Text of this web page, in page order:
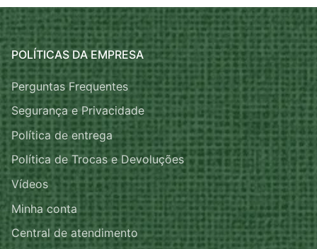
POLÍTICAS DA EMPRESA
Perguntas Frequentes
Segurança e Privacidade
Política de entrega
Política de Trocas e Devoluções
Vídeos
Minha conta
Central de atendimento